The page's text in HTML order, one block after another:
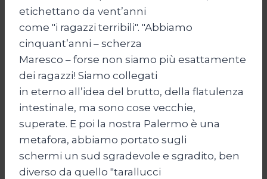
etichettano da vent’anni
come "i ragazzi terribili". "Abbiamo
cinquant’anni – scherza
Maresco – forse non siamo più esattamente
dei ragazzi! Siamo collegati
in eterno all’idea del brutto, della flatulenza
intestinale, ma sono cose vecchie,
superate. E poi la nostra Palermo è una
metafora, abbiamo portato sugli
schermi un sud sgradevole e sgradito, ben
diverso da quello "tarallucci